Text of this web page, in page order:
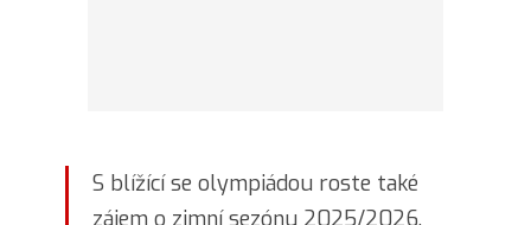
S blížící se olympiádou roste také